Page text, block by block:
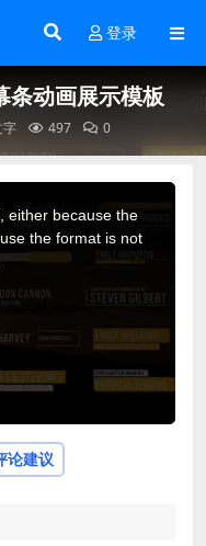
登录
条动画展示模板
字 497 0
either because the
the format is not
论建议